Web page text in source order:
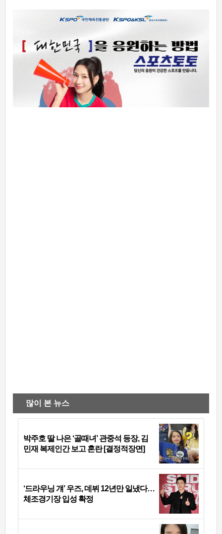
많이 본 뉴스
박주호 딸 나은 ‘골때녀’ 관중석 등장, 김
민재 복제인간 보고 혼란 [결정적장면]
‘드라우닝 걔’ 우즈, 데뷔 12년만 일냈다…
체조경기장 입성 확정